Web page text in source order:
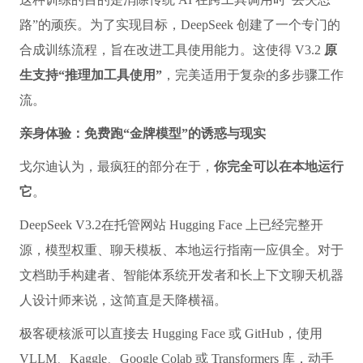
路”的顽疾。为了实现目标，DeepSeek 创建了一个专门的
合成训练流程，旨在改进工具使用能力。这使得 V3.2 原
生支持“推理加工具使用”，完美适用于复杂的多步骤工作
流。
亲身体验：免费跑“金牌模型”的诱惑与现实
戈尔迪认为，最疯狂的部分在于， 你完全可以在本地运行
它。
DeepSeek V3.2在托管网站 Hugging Face 上已经完整开
源，模型权重、聊天模板、本地运行指南一应俱全。对于
文档助手构建者、智能体系统开发者和长上下文聊天机器
人设计师来说，这简直是天降横福。
极客硬核派可以直接去 Hugging Face 或 GitHub，使用
VLLM、Kaggle、Google Colab 或 Transformers 库，动手